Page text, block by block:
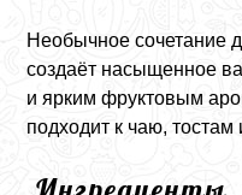
Необычное сочетание
создаёт насыщенное
и ярким фруктовым
подходит к чаю,